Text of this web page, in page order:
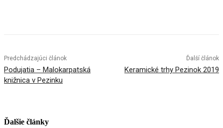
Predchádzajúci článok
Podujatia – Malokarpatská
knižnica v Pezinku
Ďalší článok
Keramické trhy Pezinok 2019
Ďalšie články